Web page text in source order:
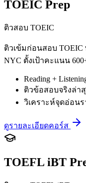
TOEIC Prep
ติวสอบ TOEIC
ติวเข้มก่อนสอบ
NYC ตั้งเป้าคะแนน
Reading +
ติวข้อสอบจริงล่า
วิเคราะห์จุดอ่อน
ดูรายละเอียดคอร์ส
TOEFL iBT